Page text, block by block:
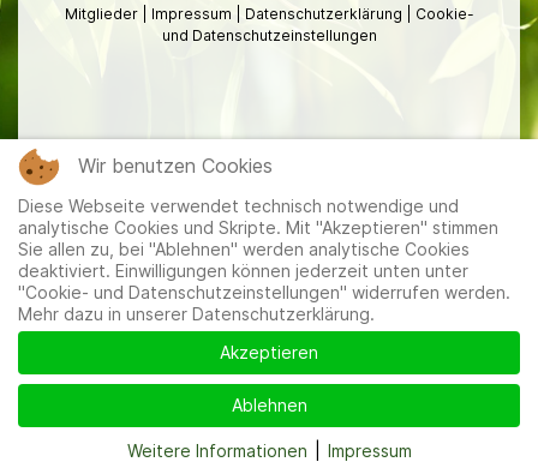
Mitglieder Impressum Datenschutzerklärung
Cookie-
und Datenschutzeinstellungen
Wir benutzen Cookies
Diese Webseite verwendet technisch notwendige und
analytische Cookies und Skripte. Mit "Akzeptieren" stimmen
Sie allen zu, bei "Ablehnen" werden analytische Cookies
deaktiviert. Einwilligungen können jederzeit unten unter
"Cookie- und Datenschutzeinstellungen" widerrufen werden.
Mehr dazu in unserer Datenschutzerklärung.
Akzeptieren
Ablehnen
Weitere Informationen Impressum